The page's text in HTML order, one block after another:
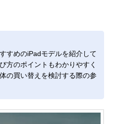
すめのiPadモデルを紹介して
方のポイントもわかりやすく
の買い替えを検討する際の参